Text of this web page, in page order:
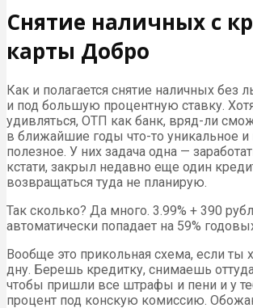
Снятие наличных с
карты Добро
Как и полагается снятие наличных без
и под большую процентную ставку.
удивляться, ОТП как банк, вряд-ли
в ближайшие годы что-то уникальное и
полезное. У них задача одна —
кстати, закрыл недавно еще один
возвращаться туда не планирую.
Так сколько? Да много. 3.99% + 390
автоматически попадает на 59%
Вообще это прикольная схема, если ты
дну. Берешь кредитку, снимаешь
чтобы пришли все штрафы и пени и у
процент под конскую комиссию.